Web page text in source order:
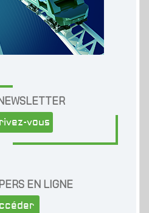
vous
EN LIGNE